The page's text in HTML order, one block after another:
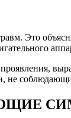
Это
не